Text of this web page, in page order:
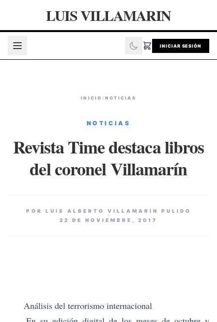
LUIS VILLAMARIN
INICIAR SESIÓN
INICIO / NOTICIAS
NOTICIAS
Revista Time destaca libros
del coronel Villamarín
POR LUIS ALBERTO VILLAMARIN PULIDO
22 DE NOVIEMBRE, 2017
Análisis del terrorismo internacional